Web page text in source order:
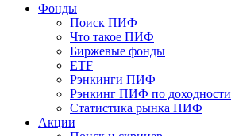
Фонды
Поиск ПИФ
Что такое ПИФ
Биржевые фонды
ETF
Рэнкинги ПИФ
Рэнкинг ПИФ по доходности
Статистика рынка ПИФ
Акции